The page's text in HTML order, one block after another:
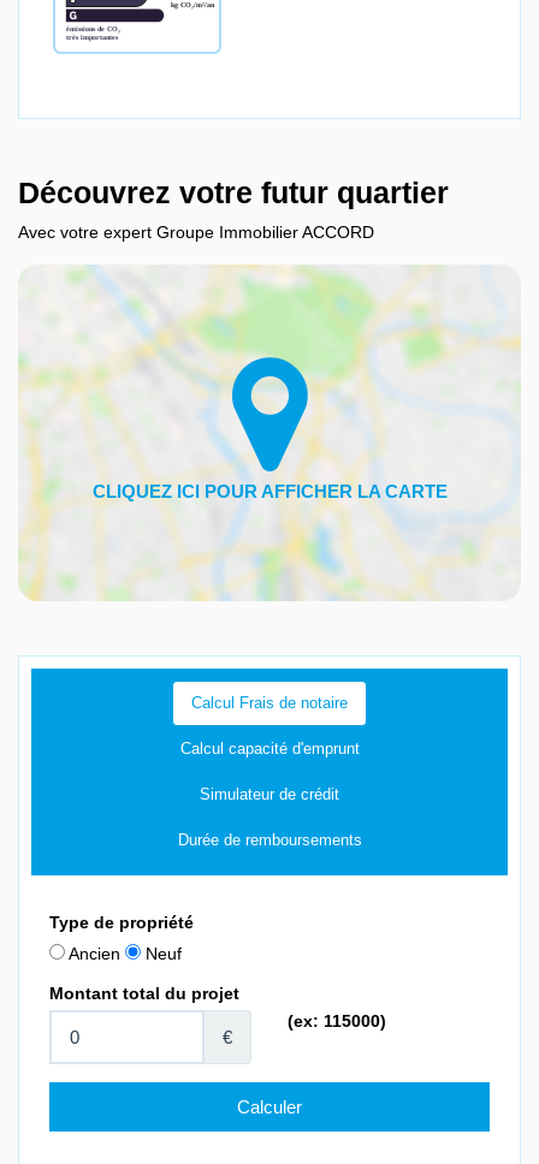
Découvrez votre futur quartier
Avec votre expert Groupe Immobilier ACCORD
Calcul Frais de notaire
Calcul capacité d'emprunt
Simulateur de crédit
Durée de remboursements